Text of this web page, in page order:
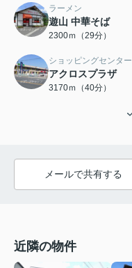
ラーメン
遊山 中華そば
2300ｍ（29分）
ショッピングセンター
アクロスプラザ
3170ｍ（40分）
メールで共有する
近隣の物件